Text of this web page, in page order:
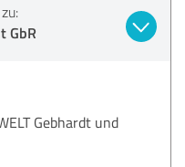
GbR
Gebhardt und